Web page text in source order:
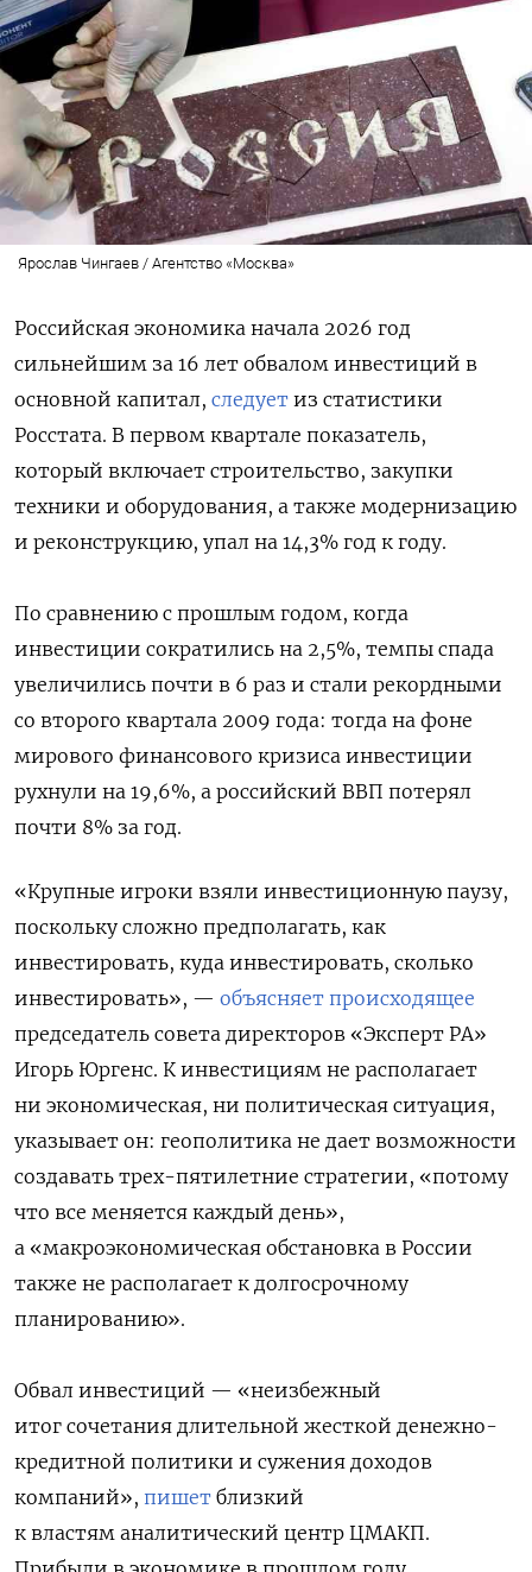
Ярослав Чингаев / Агентство «Москва»
Российская экономика начала 2026 год
сильнейшим за 16 лет обвалом инвестиций в
основной капитал, следует из статистики
Росстата. В первом квартале показатель,
который включает строительство, закупки
техники и оборудования, а также модернизацию
и реконструкцию, упал на 14,3% год к году.
По сравнению с прошлым годом, когда
инвестиции сократились на 2,5%, темпы спада
увеличились почти в 6 раз и стали рекордными
со второго квартала 2009 года: тогда на фоне
мирового финансового кризиса инвестиции
рухнули на 19,6%, а российский ВВП потерял
почти 8% за год.
«Крупные игроки взяли инвестиционную паузу,
поскольку сложно предполагать, как
инвестировать, куда инвестировать, сколько
инвестировать», — объясняет происходящее
председатель совета директоров «Эксперт РА»
Игорь Юргенс. К инвестициям не располагает
ни экономическая, ни политическая ситуация,
указывает он: геополитика не дает возможности
создавать трех-пятилетние стратегии, «потому
что все меняется каждый день»,
а «макроэкономическая обстановка в России
также не располагает к долгосрочному
планированию».
Обвал инвестиций — «неизбежный
итог сочетания длительной жесткой денежно-
кредитной политики и сужения доходов
компаний», пишет близкий
к властям аналитический центр ЦМАКП.